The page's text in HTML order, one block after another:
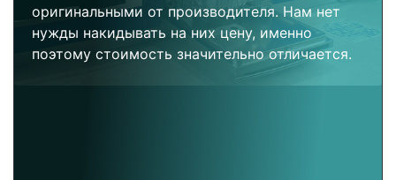
оригинальными от производителя. Нам нет
нужды накидывать на них цену, именно
поэтому стоимость значительно отличается.